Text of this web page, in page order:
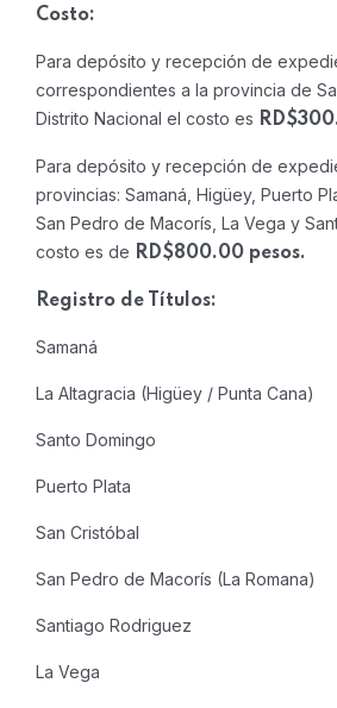
Costo:
Para depósito y recepción de
correspondientes a la provincia de
Distrito Nacional el costo es
Para depósito y recepción de
provincias: Samaná, Higüey, Puerto
San Pedro de Macorís, La Vega y
costo es de RD$800.00 pesos.
Registro de Títulos:
Samaná
La Altagracia (Higüey / Punta Cana)
Santo Domingo
Puerto Plata
San Cristóbal
San Pedro de Macorís (La Romana)
Santiago Rodriguez
La Vega